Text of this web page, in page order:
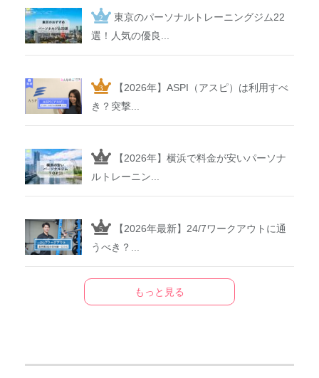
東京のパーソナルトレーニングジム22
選！人気の優良...
【2026年】ASPI（アスピ）は利用すべ
き？突撃...
【2026年】横浜で料金が安いパーソナ
ルトレーニン...
【2026年最新】24/7ワークアウトに通
うべき？...
もっと見る